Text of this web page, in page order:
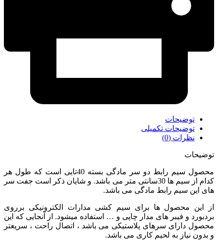
توضیحات
توضیحات تکمیلی
نظرات (0)
توضیحات
محصول سیم رابط دو سر مادگی بسته 40تایی است که طول هر
کدام از سیم ها 30سانتی متر می باشد. و شایان ذکر است جفت سر
های این سیم رابط مادگی می باشد.
از این محصول ها برای سیم کشی مدارات الکترونیکی برروی
بردبورد و فیبر های مدار چاپی و … استفاده میشود. از آنجایی که این
محصول دارای سرهای پلاستیکی می باشد ، اتصال راحت ، سریعتر
و بدون نیاز به لحیم کاری می باشد.